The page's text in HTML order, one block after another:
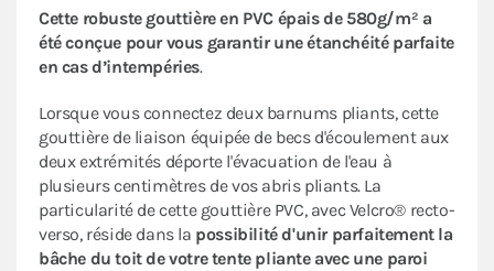
Cette robuste gouttière en PVC épais de 580g/m² a
été conçue pour vous garantir une étanchéité parfaite
en cas d’intempéries.
Lorsque vous connectez deux barnums pliants, cette
gouttière de liaison équipée de becs d'écoulement aux
deux extrémités déporte l'évacuation de l'eau à
plusieurs centimètres de vos abris pliants. La
particularité de cette gouttière PVC, avec Velcro® recto-
verso, réside dans la possibilité d'unir parfaitement la
bâche du toit de votre tente pliante avec une paroi